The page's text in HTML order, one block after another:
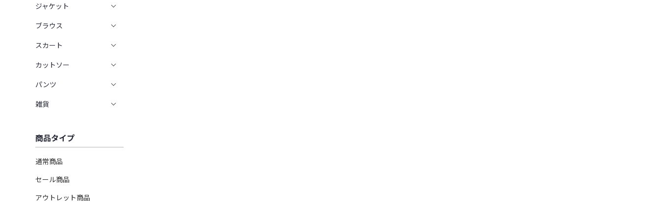
ジャケット
ブラウス
スカート
カットソー
パンツ
雑貨
商品タイプ
通常商品
セール商品
アウトレット商品